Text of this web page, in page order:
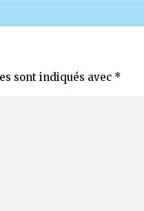
sont indiqués avec *